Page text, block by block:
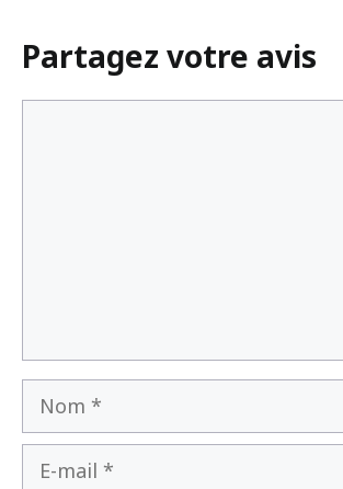
1984
3 juin 2026
Partagez votre avis
Nom